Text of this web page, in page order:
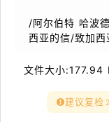
/阿尔伯特 哈波
西亚的信/致加
文件大小:177.94
建议复检